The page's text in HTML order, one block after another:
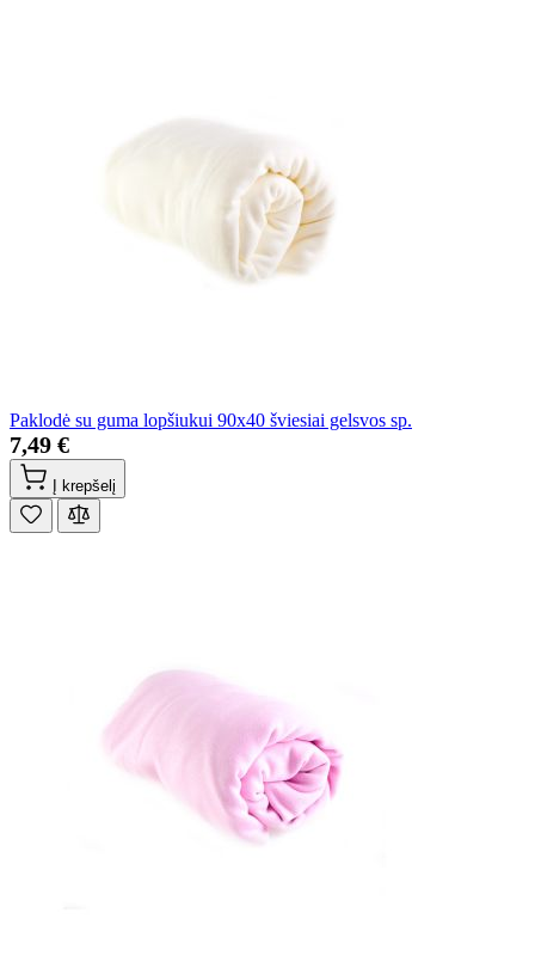
Paklodė su guma lopšiukui 90x40 šviesiai gelsvos sp.
7,49 €
Į krepšelį